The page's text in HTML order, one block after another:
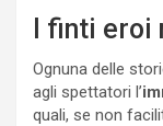
I finti
Ognuna delle
agli spettatori l’
quali, se non